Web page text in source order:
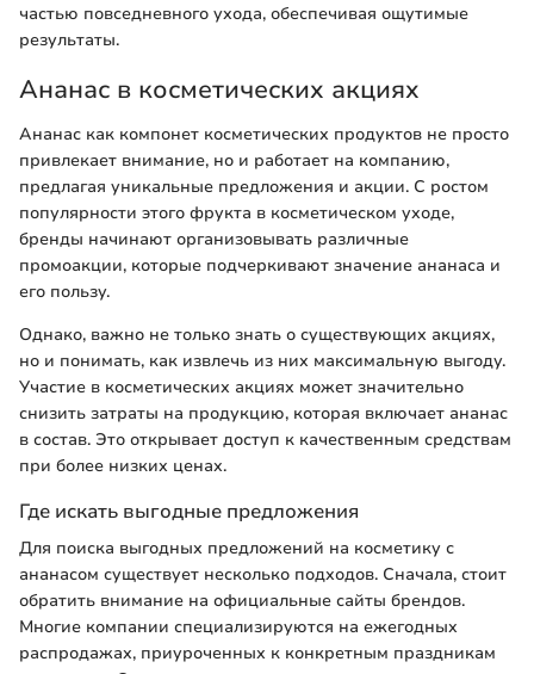
частью повседневного ухода, обеспечивая ощутимые
результаты.
Ананас в косметических акциях
Ананас как компонет косметических продуктов не просто
привлекает внимание, но и работает на компанию,
предлагая уникальные предложения и акции. С ростом
популярности этого фрукта в косметическом уходе,
бренды начинают организовывать различные
промоакции, которые подчеркивают значение ананаса и
его пользу.
Однако, важно не только знать о существующих акциях,
но и понимать, как извлечь из них максимальную выгоду.
Участие в косметических акциях может значительно
снизить затраты на продукцию, которая включает ананас
в состав. Это открывает доступ к качественным средствам
при более низких ценах.
Где искать выгодные предложения
Для поиска выгодных предложений на косметику с
ананасом существует несколько подходов. Сначала, стоит
обратить внимание на официальные сайты брендов.
Многие компании специализируются на ежегодных
распродажах, приуроченных к конкретным праздникам